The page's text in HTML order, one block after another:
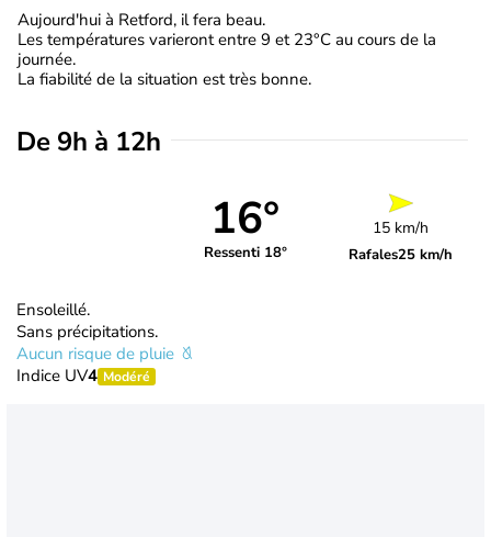
Aujourd'hui à Retford, il fera beau.
Les températures varieront entre 9 et 23°C au cours de la
journée.
La fiabilité de la situation est très bonne.
De 9h à 12h
16°
Ressenti 18°
15 km/h
Rafales25 km/h
Ensoleillé.
Sans précipitations.
Aucun risque de pluie
Indice UV4 Modéré